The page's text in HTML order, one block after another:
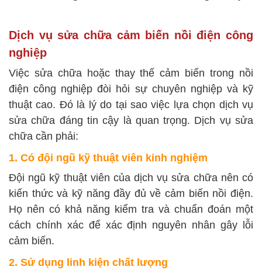
Dịch vụ sửa chữa cảm biến nồi điện công
nghiệp
Việc sửa chữa hoặc thay thế cảm biến trong nồi
điện công nghiệp đòi hỏi sự chuyên nghiệp và kỹ
thuật cao. Đó là lý do tại sao việc lựa chọn dịch vụ
sửa chữa đáng tin cậy là quan trọng. Dịch vụ sửa
chữa cần phải:
1. Có đội ngũ kỹ thuật viên kinh nghiệm
Đội ngũ kỹ thuật viên của dịch vụ sửa chữa nên có
kiến thức và kỹ năng đầy đủ về cảm biến nồi điện.
Họ nên có khả năng kiểm tra và chuẩn đoán một
cách chính xác để xác định nguyên nhân gây lỗi
cảm biến.
2. Sử dụng linh kiện chất lượng